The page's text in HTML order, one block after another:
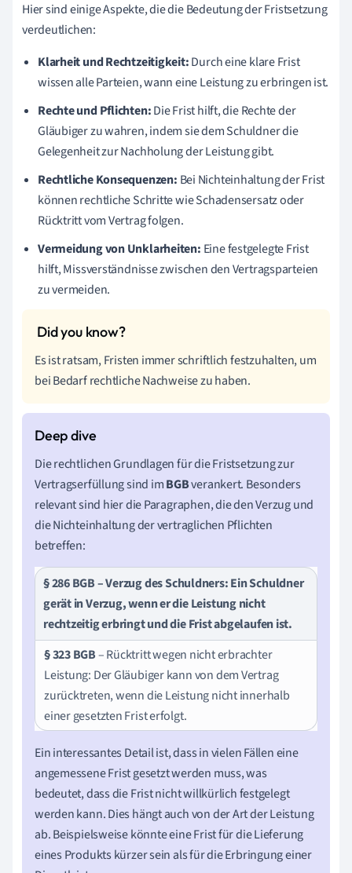
Hier sind einige Aspekte, die die Bedeutung der Fristsetzung
verdeutlichen:
Klarheit und Rechtzeitigkeit:Durch eine klare Frist
wissen alle Parteien, wann eine Leistung zu erbringen ist.
Rechte und Pflichten:Die Frist hilft, die Rechte der
Gläubiger zu wahren, indem sie dem Schuldner die
Gelegenheit zur Nachholung der Leistung gibt.
Rechtliche Konsequenzen: Bei Nichteinhaltung der Frist
können rechtliche Schritte wie Schadensersatz oder
Rücktritt vom Vertrag folgen.
Vermeidung von Unklarheiten: Eine festgelegte Frist
hilft, Missverständnisse zwischen den Vertragsparteien
zu vermeiden.
Es ist ratsam, Fristen immer schriftlich festzuhalten, um
bei Bedarf rechtliche Nachweise zu haben.
Die rechtlichen Grundlagen für die Fristsetzung zur
Vertragserfüllung sind imBGBverankert. Besonders
relevant sind hier die Paragraphen, die den Verzug und
die Nichteinhaltung der vertraglichen Pflichten
betreffen:
§ 286 BGB– Verzug des Schuldners: Ein Schuldner
gerät in Verzug, wenn er die Leistung nicht
rechtzeitig erbringt und die Frist abgelaufen ist.
§ 323 BGB– Rücktritt wegen nicht erbrachter
Leistung: Der Gläubiger kann von dem Vertrag
zurücktreten, wenn die Leistung nicht innerhalb
einer gesetzten Frist erfolgt.
Ein interessantes Detail ist, dass in vielen Fällen eine
angemessene Frist gesetzt werden muss, was
bedeutet, dass die Frist nicht willkürlich festgelegt
werden kann. Dies hängt auch von der Art der Leistung
ab. Beispielsweise könnte eine Frist für die Lieferung
eines Produkts kürzer sein als für die Erbringung einer